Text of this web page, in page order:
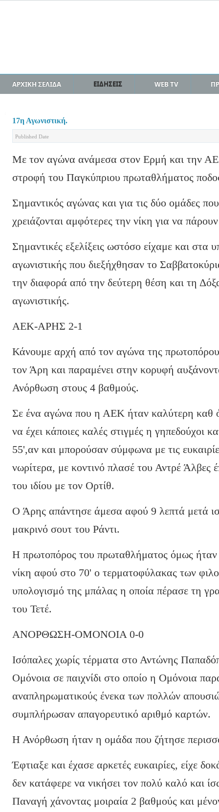
ΑΡΧΙΚΗ ΣΕΛΙΔΑ ΕΙΔΗΣΕΙΣ WEB TV
17η Αγωνιστική.
Published Date
Με τον αγώνα ανάμεσα στον Ερμή και την
στροφή του Παγκύπριου πρωταθλήματος
Σημαντικός αγώνας και για τις δύο ομάδες
χρειάζονται αμφότερες την νίκη για να
Σημαντικές εξελίξεις ωστόσο είχαμε και στα
αγωνιστικής που διεξήχθησαν το
την διαφορά από την δεύτερη θέση και τη
αγωνιστικής.
ΑΕΚ-ΑΡΗΣ 2-1
Κάνουμε αρχή από τον αγώνα της
τον Άρη και παραμένει στην κορυφή
Ανόρθωση στους 4 βαθμούς.
Σε ένα αγώνα που η ΑΕΚ ήταν καλύτερη καθ
να έχει κάποιες καλές στιγμές η γηπεδούχοι
55',αν και μπορούσαν σύμφωνα με τις
νωρίτερα, με κοντινό πλασέ του Αντρέ Άλβες
του ιδίου με τον Ορτίθ.
Ο Άρης απάντησε άμεσα αφού 9 λεπτά μετά
μακρινό σουτ του Ράντι.
Η πρωτοπόρος του πρωταθλήματος όμως
νίκη αφού στο 70' ο τερματοφύλακας των
υπολογισμό της μπάλας η οποία πέρασε τη
του Τετέ.
ΑΝΟΡΘΩΣΗ-ΟΜΟΝΟΙΑ 0-0
Ισόπαλες χωρίς τέρματα στο Αντώνης
Ομόνοια σε παιχνίδι στο οποίο η Ομόνοια
αναπληρωματικούς ένεκα των πολλών
συμπλήρωσαν απαγορευτικό αριθμό καρτών.
Η Ανόρθωση ήταν η ομάδα που ζήτησε
Έφτιαξε και έχασε αρκετές ευκαιρίες, είχε
δεν κατάφερε να νικήσει τον πολύ καλό και
Παναγή χάνοντας μοιραία 2 βαθμούς και